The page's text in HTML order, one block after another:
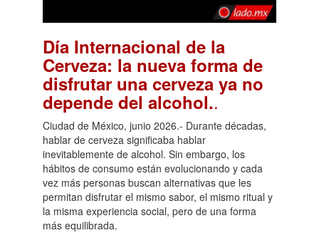
Día Internacional de la
Cerveza: la nueva forma de
disfrutar una cerveza ya no
depende del alcohol..
Ciudad de México, junio 2026.- Durante décadas,
hablar de cerveza significaba hablar
inevitablemente de alcohol. Sin embargo, los
hábitos de consumo están evolucionando y cada
vez más personas buscan alternativas que les
permitan disfrutar el mismo sabor, el mismo ritual y
la misma experiencia social, pero de una forma
más equilibrada.